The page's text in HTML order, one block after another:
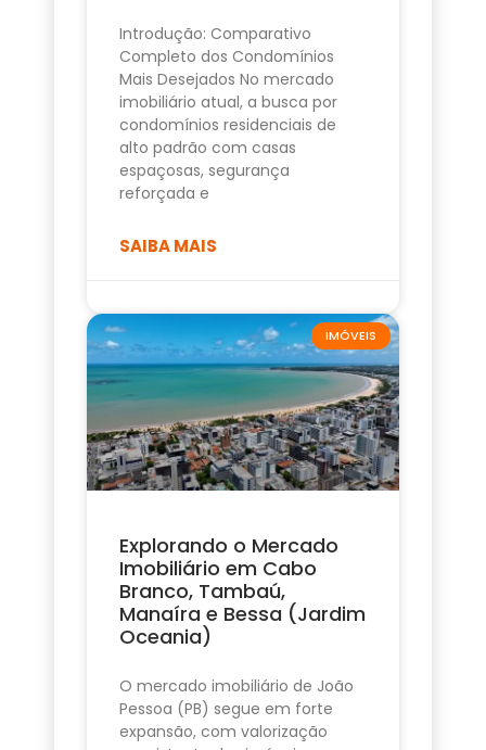
Introdução: Comparativo
Completo dos Condomínios
Mais Desejados No mercado
imobiliário atual, a busca por
condomínios residenciais de
alto padrão com casas
espaçosas, segurança
reforçada e
SAIBA MAIS
IMÓVEIS
Explorando o Mercado
Imobiliário em Cabo
Branco, Tambaú,
Manaíra e Bessa (Jardim
Oceania)
O mercado imobiliário de João
Pessoa (PB) segue em forte
expansão, com valorização